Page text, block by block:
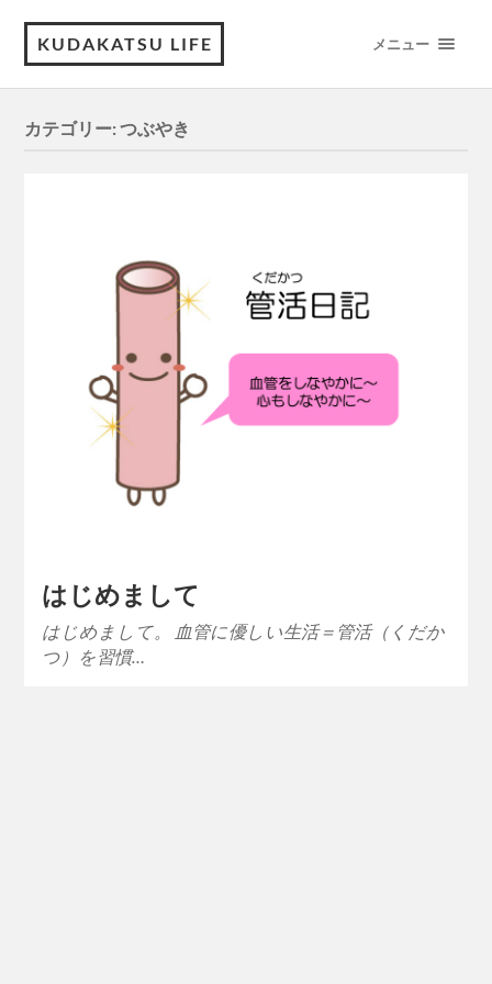
KUDAKATSU LIFE メニュー
カテゴリー:つぶやき
はじめまして
はじめまして。 血管に優しい生活＝管活（くだか
つ）を習慣…